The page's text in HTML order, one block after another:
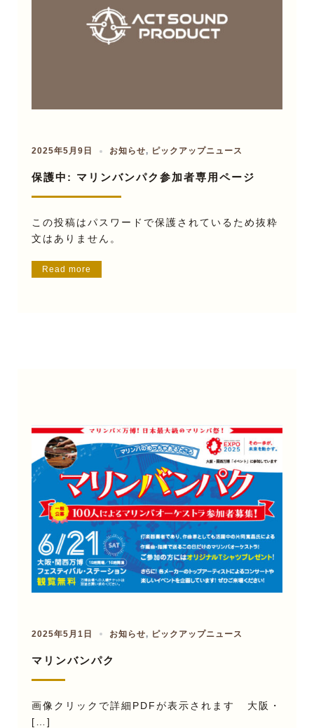
2025年5月9日 お知らせ, ピックアップニュース
保護中: マリンバンパク参加者専用ページ
この投稿はパスワードで保護されているため抜粋
文はありません。
Read more
2025年5月1日 お知らせ, ピックアップニュース
マリンバンパク
画像クリックで詳細PDFが表示されます 大阪・
[…]